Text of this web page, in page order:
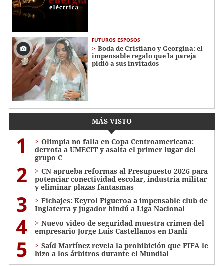
FUTUROS ESPOSOS
Boda de Cristiano y Georgina: el
impensable regalo que la pareja
pidió a sus invitados
MÁS VISTO
1
Olimpia no falla en Copa Centroamericana:
derrota a UMECIT y asalta el primer lugar del
grupo C
2
CN aprueba reformas al Presupuesto 2026 para
potenciar conectividad escolar, industria militar
y eliminar plazas fantasmas
3
Fichajes: Keyrol Figueroa a impensable club de
Inglaterra y jugador hindú a Liga Nacional
4
Nuevo video de seguridad muestra crimen del
empresario Jorge Luis Castellanos en Danlí
5
Saíd Martínez revela la prohibición que FIFA le
hizo a los árbitros durante el Mundial